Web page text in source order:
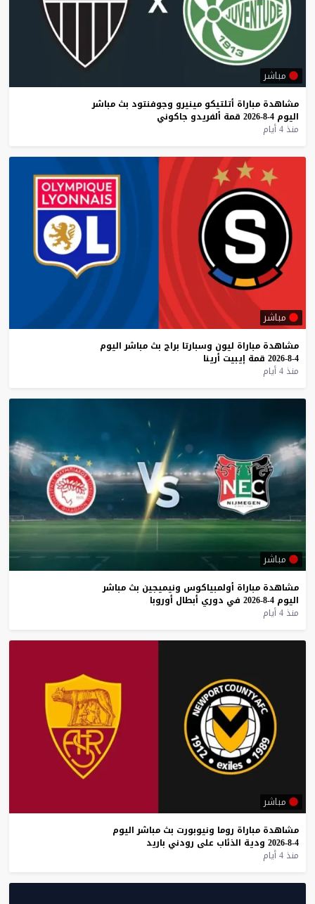
مباشر
مشاهدة مباراة أتلتيكو مينيرو وجوفنتود بث مباشر
اليوم 4-8-2026 قمة ألفريدو جاكوني
منذ 4 أيام
مباشر
مشاهدة مباراة ليون وسبارتا براج بث مباشر اليوم
4-8-2026
قمة إيبيت أرينا
منذ 4 أيام
مباشر
مشاهدة مباراة أولمبياكوس ونيميجين بث مباشر
اليوم 4-8-2026 في دوري أبطال أوروبا
منذ 4 أيام
مباشر
مشاهدة مباراة روما ونيوبورت بث مباشر اليوم
4-8-2026
ودية الذئاب على رودني باريد
منذ 4 أيام